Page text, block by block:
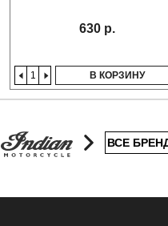
630 р.
В КОРЗИНУ
ВСЕ